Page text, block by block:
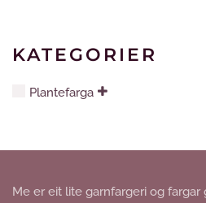
KATEGORIER
Plantefarga
Me er eit lite garnfargeri og